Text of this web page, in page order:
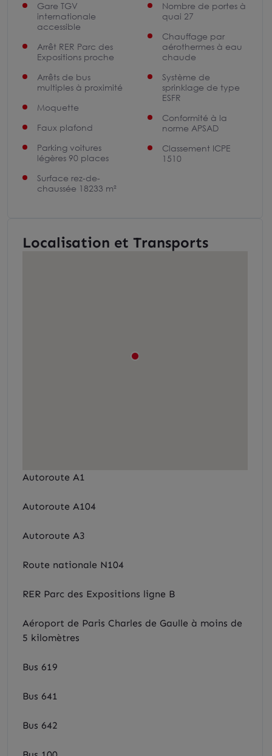
Gare TGV
internationale
accessible
Arrêt RER Parc des
Expositions proche
Arrêts de bus
multiples à proximité
Moquette
Faux plafond
Parking voitures
légères 90 places
Surface rez-de-
chaussée 18233 m²
Nombre de portes à
quai 27
Chauffage par
aérothermes à eau
chaude
Système de
sprinklage de type
ESFR
Conformité à la
norme APSAD
Classement ICPE
1510
Localisation et Transports
Autoroute A1
Autoroute A104
Autoroute A3
Route nationale N104
RER Parc des Expositions ligne B
Aéroport de Paris Charles de Gaulle à moins de
5 kilomètres
Bus 619
Bus 641
Bus 642